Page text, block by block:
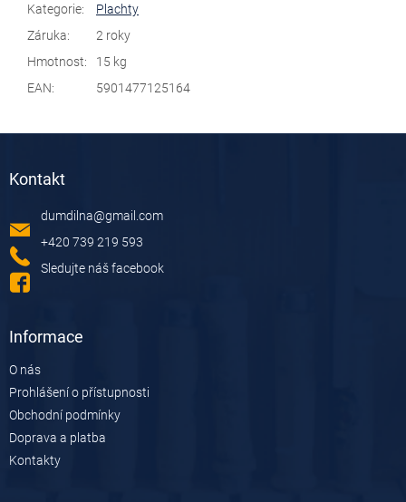
Kategorie:
Plachty
Záruka:
2 roky
Hmotnost:
15 kg
EAN: 5901477125164
Kontakt
dumdilna@gmail.com
+420 739 219 593
Sledujte náš facebook
Informace
O nás
Prohlášení o přístupnosti
Obchodní podmínky
Doprava a platba
Kontakty